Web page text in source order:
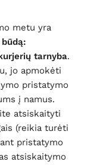
metu yra
tarnyba.
jo apmokėti
pristatymo
į namus.
atsiskaityti
(reikia turėti
pristatymo
atsiskaitymo